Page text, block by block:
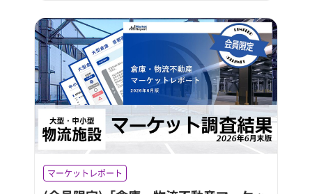
マーケットレポート